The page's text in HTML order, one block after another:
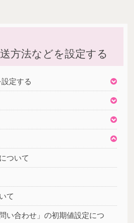
方法などを設定する
定する
ついて
て
い合わせ」の初期値設定につ